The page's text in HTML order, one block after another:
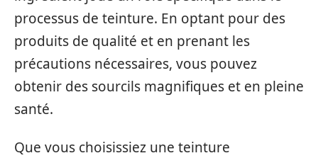
processus de teinture. En optant pour des
produits de qualité et en prenant les
précautions nécessaires, vous pouvez
obtenir des sourcils magnifiques et en pleine
santé.
Que vous choisissiez une teinture